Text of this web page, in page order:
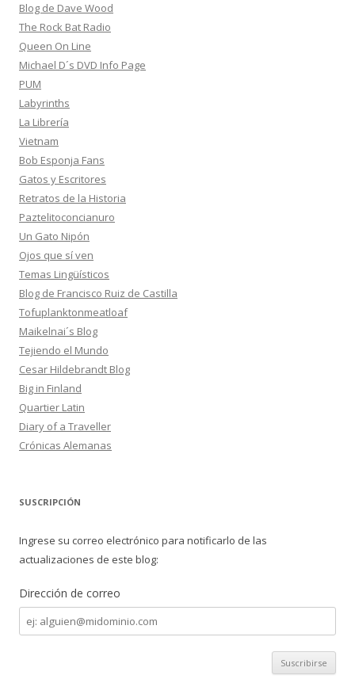
Blog de Dave Wood
The Rock Bat Radio
Queen On Line
Michael D´s DVD Info Page
PUM
Labyrinths
La Librería
Vietnam
Bob Esponja Fans
Gatos y Escritores
Retratos de la Historia
Paztelitoconcianuro
Un Gato Nipón
Ojos que sí ven
Temas Lingüísticos
Blog de Francisco Ruiz de Castilla
Tofuplanktonmeatloaf
Maikelnai´s Blog
Tejiendo el Mundo
Cesar Hildebrandt Blog
Big in Finland
Quartier Latin
Diary of a Traveller
Crónicas Alemanas
SUSCRIPCIÓN
Ingrese su correo electrónico para notificarlo de las
actualizaciones de este blog:
Dirección de correo
Dirección
de
correo